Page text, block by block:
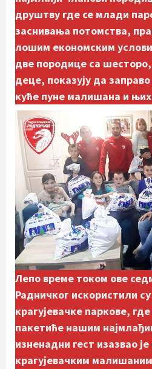
друштву где се млади
заснивања потомства,
лошим економским
две породице са
деце, показују да
куће пуне малишана и
Лепо време током ове
Радничког искористили
крагујевачке паркове,
пакетиће нашим
изненадни гест изазвао
крагујевачким